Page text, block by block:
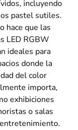
incluyendo
pastel sutiles.
hace que las
LED RGBW
ideales para
donde la
del color
importa,
exhibiciones
o salas